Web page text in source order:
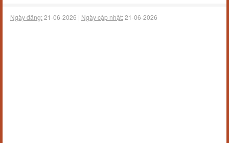
Ngày đăng:21-06-2026 | Ngày cập nhật:21-06-2026